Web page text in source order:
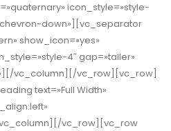
icon_style=»style-
down»][vc_separator
show_icon=»yes»
4″ gap=»taller»
vc_column][/vc_row][vc_row]
text=»Full Width»
vc_row][vc_row